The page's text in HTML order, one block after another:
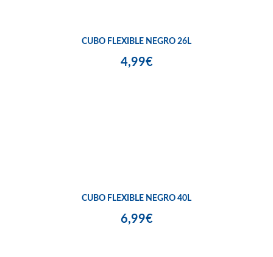
CUBO FLEXIBLE NEGRO 26L
4,99€
CUBO FLEXIBLE NEGRO 40L
6,99€